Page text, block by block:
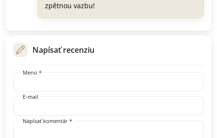
zpětnou vazbu!
Napísať recenziu
Meno *
E-mail
Napísať komentár *